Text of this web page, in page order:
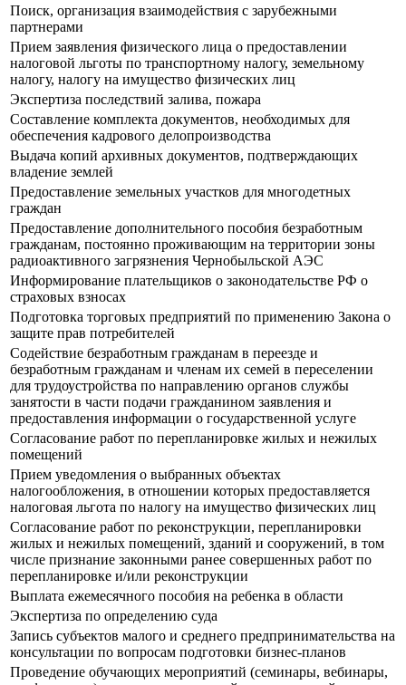
Поиск, организация взаимодействия с зарубежными
партнерами
Прием заявления физического лица о предоставлении
налоговой льготы по транспортному налогу, земельному
налогу, налогу на имущество физических лиц
Экспертиза последствий залива, пожара
Составление комплекта документов, необходимых для
обеспечения кадрового делопроизводства
Выдача копий архивных документов, подтверждающих
владение землей
Предоставление земельных участков для многодетных
граждан
Предоставление дополнительного пособия безработным
гражданам, постоянно проживающим на территории зоны
радиоактивного загрязнения Чернобыльской АЭС
Информирование плательщиков о законодательстве РФ о
страховых взносах
Подготовка торговых предприятий по применению Закона о
защите прав потребителей
Содействие безработным гражданам в переезде и
безработным гражданам и членам их семей в переселении
для трудоустройства по направлению органов службы
занятости в части подачи гражданином заявления и
предоставления информации о государственной услуге
Согласование работ по перепланировке жилых и нежилых
помещений
Прием уведомления о выбранных объектах
налогообложения, в отношении которых предоставляется
налоговая льгота по налогу на имущество физических лиц
Согласование работ по реконструкции, перепланировки
жилых и нежилых помещений, зданий и сооружений, в том
числе признание законными ранее совершенных работ по
перепланировке и/или реконструкции
Выплата ежемесячного пособия на ребенка в области
Экспертиза по определению суда
Запись субъектов малого и среднего предпринимательства на
консультации по вопросам подготовки бизнес-планов
Проведение обучающих мероприятий (семинары, вебинары,